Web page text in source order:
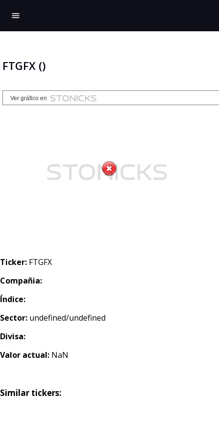
menu
FTGFX ()
Ticker: FTGFX
Compañia:
Índice:
Sector: undefined/undefined
Divisa:
Valor actual: NaN
Similar tickers: